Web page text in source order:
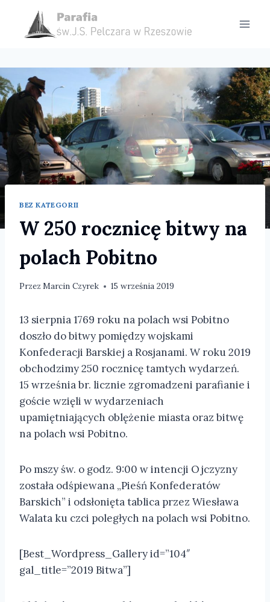
treści
BEZ KATEGORII
W 250 rocznicę bitwy na
polach Pobitno
Przez Marcin Czyrek 15 września 2019
13 sierpnia 1769 roku na polach wsi Pobitno
doszło do bitwy pomiędzy wojskami
Konfederacji Barskiej a Rosjanami. W roku 2019
obchodzimy 250 rocznicę tamtych wydarzeń.
15 września br. licznie zgromadzeni parafianie i
goście wzięli w wydarzeniach
upamiętniających oblężenie miasta oraz bitwę
na polach wsi Pobitno.
Po mszy św. o godz. 9:00 w intencji Ojczyzny
została odśpiewana „Pieśń Konfederatów
Barskich” i odsłonięta tablica przez Wiesława
Walata ku czci poległych na polach wsi Pobitno.
[Best_Wordpress_Gallery id=”104″
gal_title=”2019 Bitwa”]